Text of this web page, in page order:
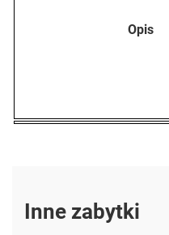
Opis
Inne zabytki